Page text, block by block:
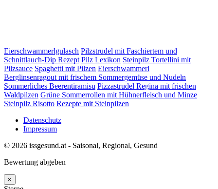
Eierschwammerlgulasch Pilzstrudel mit Faschiertem und
Schnittlauch-Dip Rezept Pilz Lexikon Steinpilz Tortellini mit
Pilzsauce Spaghetti mit Pilzen Eierschwammerl
Berglinsenragout mit frischem Sommergemüse und Nudeln
Sommerliches Beerentiramisu Pizzastrudel Regina mit frischen
Waldpilzen Grüne Sommerrollen mit Hühnerfleisch und Minze
Steinpilz Risotto Rezepte mit Steinpilzen
Datenschutz
Impressum
© 2026 issgesund.at - Saisonal, Regional, Gesund
Bewertung abgeben
×